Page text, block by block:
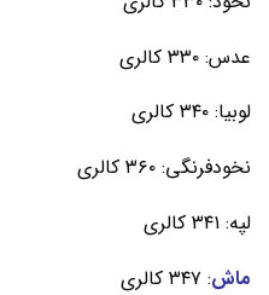
عدس: ۳۳۰ کالری
لوبیا: ۳۴۰ کالری
نخودفرنگی: ۳۶۰ کالری
لپه: ۳۴۱ کالری
ماش: ۳۴۷ کالری